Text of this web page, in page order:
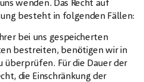
wenden. Das Recht auf
besteht in folgenden Fällen:
bei uns gespeicherten
bestreiten, benötigen wir in
überprüfen. Für die Dauer der
die Einschränkung der